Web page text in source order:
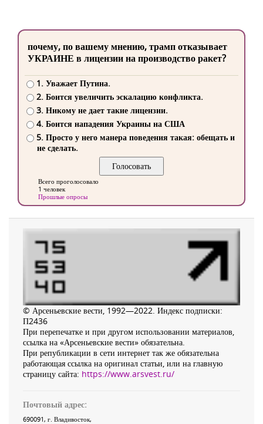
почему, по вашему мнению, трамп отказывает
УКРАИНЕ в лицензии на производство ракет?
1. Уважает Путина.
2. Боится увеличить эскалацию конфликта.
3. Никому не дает такие лицензии.
4. Боится нападения Украины на США
5. Просто у него манера поведения такая: обещать и
не сделать.
Всего проголосовало
1 человек
Прошлые опросы
© Арсеньевские вести, 1992—2022. Индекс подписки:
П2436
При перепечатке и при другом использовании материалов,
ссылка на «Арсеньевские вести» обязательна.
При републикации в сети интернет так же обязательна
работающая ссылка на оригинал статьи, или на главную
страницу сайта: https://www.arsvest.ru/
Почтовый адрес:
690091, г. Владивосток,